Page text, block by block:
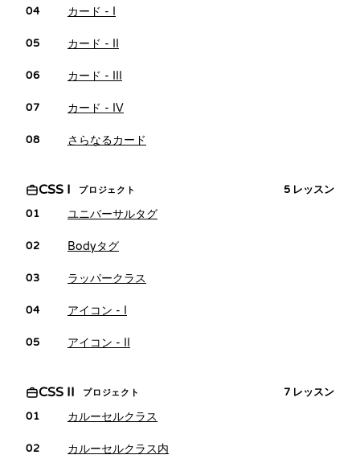
04 カード - I
05 カード - II
06 カード - III
07 カード - IV
08 さらなるカード
CSS I プロジェクト 5 レッスン
01
ユニバーサルタグ
02 Bodyタグ
03 ラッパークラス
04 アイコン - I
05 アイコン - II
CSS II プロジェクト 7 レッスン
01
カルーセルクラス
02 カルーセルクラス内